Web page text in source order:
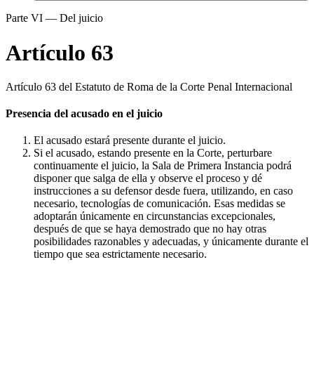
Parte VI — Del juicio
Artículo 63
Artículo 63 del Estatuto de Roma de la Corte Penal Internacional
Presencia del acusado en el juicio
El acusado estará presente durante el juicio.
Si el acusado, estando presente en la Corte, perturbare
continuamente el juicio, la Sala de Primera Instancia podrá
disponer que salga de ella y observe el proceso y dé
instrucciones a su defensor desde fuera, utilizando, en caso
necesario, tecnologías de comunicación. Esas medidas se
adoptarán únicamente en circunstancias excepcionales,
después de que se haya demostrado que no hay otras
posibilidades razonables y adecuadas, y únicamente durante el
tiempo que sea estrictamente necesario.